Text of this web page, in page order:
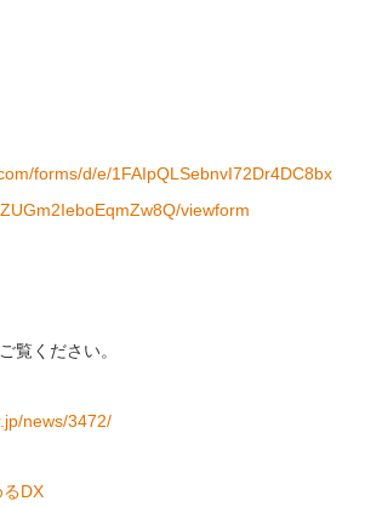
forms/d/e/1FAIpQLSebnvI72Dr4DC8bx
viewform
覧ください。
news/3472/
DX